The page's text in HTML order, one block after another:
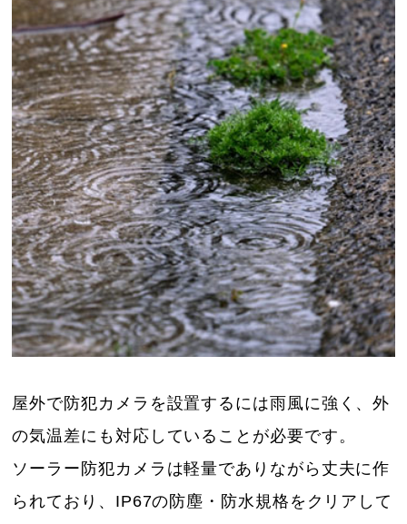
屋外で防犯カメラを設置するには雨風に強く、外
の気温差にも対応していることが必要です。
ソーラー防犯カメラは軽量でありながら丈夫に作
られており、IP67の防塵・防水規格をクリアして